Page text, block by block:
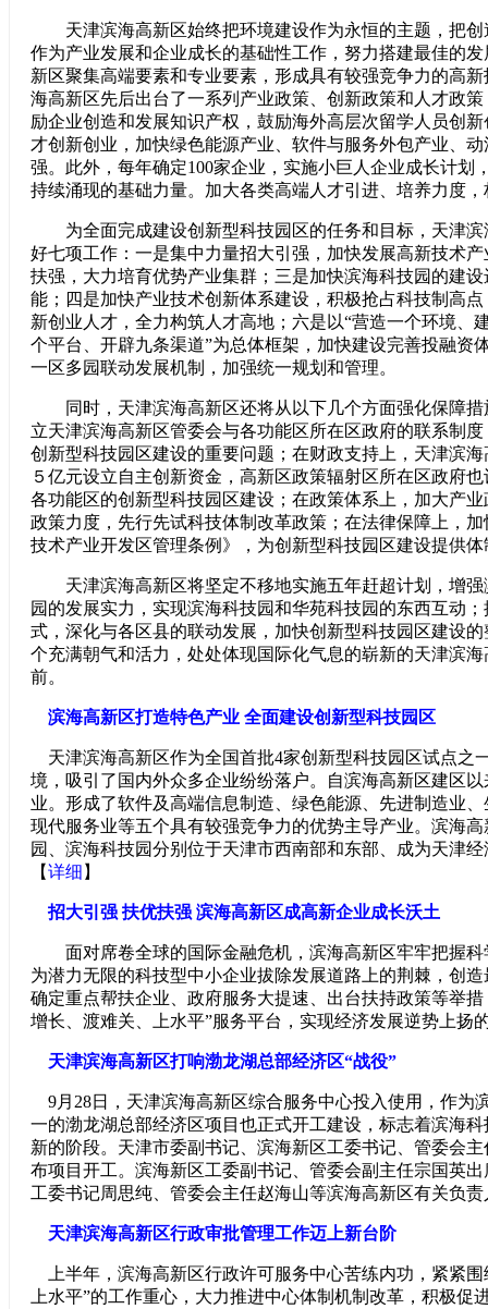
天津滨海高新区始终把环境建设作为永恒的主题，把创
作为产业发展和企业成长的基础性工作，努力搭建最佳的
新区聚集高端要素和专业要素，形成具有较强竞争力的高
海高新区先后出台了一系列产业政策、创新政策和人才政
励企业创造和发展知识产权，鼓励海外高层次留学人员创
才创新创业，加快绿色能源产业、软件与服务外包产业、
强。此外，每年确定100家企业，实施小巨人企业成长计划
持续涌现的基础力量。加大各类高端人才引进、培养力度
为全面完成建设创新型科技园区的任务和目标，天津滨
好七项工作：一是集中力量招大引强，加快发展高新技术
扶强，大力培育优势产业集群；三是加快滨海科技园的建
能；四是加快产业技术创新体系建设，积极抢占科技制高
新创业人才，全力构筑人才高地；六是以“营造一个环境、
个平台、开辟九条渠道”为总体框架，加快建设完善投融资
一区多园联动发展机制，加强统一规划和管理。
同时，天津滨海高新区还将从以下几个方面强化保障措
立天津滨海高新区管委会与各功能区所在区政府的联系制
创新型科技园区建设的重要问题；在财政支持上，天津滨
５亿元设立自主创新资金，高新区政策辐射区所在区政府
各功能区的创新型科技园区建设；在政策体系上，加大产
政策力度，先行先试科技体制改革政策；在法律保障上，
技术产业开发区管理条例》，为创新型科技园区建设提供
天津滨海高新区将坚定不移地实施五年赶超计划，增强
园的发展实力，实现滨海科技园和华苑科技园的东西互动
式，深化与各区县的联动发展，加快创新型科技园区建设
个充满朝气和活力，处处体现国际化气息的崭新的天津滨
前。
滨海高新区打造特色产业 全面建设创新型科技园区
天津滨海高新区作为全国首批4家创新型科技园区试点之
境，吸引了国内外众多企业纷纷落户。自滨海高新区建区
业。形成了软件及高端信息制造、绿色能源、先进制造业
现代服务业等五个具有较强竞争力的优势主导产业。滨海
园、滨海科技园分别位于天津市西南部和东部、成为天津
【详细 】
招大引强 扶优扶强 滨海高新区成高新企业成长沃土
面对席卷全球的国际金融危机，滨海高新区牢牢把握科
为潜力无限的科技型中小企业拔除发展道路上的荆棘，创
确定重点帮扶企业、政府服务大提速、出台扶持政策等举
增长、渡难关、上水平”服务平台，实现经济发展逆势上扬
天津滨海高新区打响渤龙湖总部经济区“战役”
9月28日，天津滨海高新区综合服务中心投入使用，作为
一的渤龙湖总部经济区项目也正式开工建设，标志着滨海
新的阶段。天津市委副书记、滨海新区工委书记、管委会
布项目开工。滨海新区工委副书记、管委会副主任宗国英
工委书记周思纯、管委会主任赵海山等滨海高新区有关负
天津滨海高新区行政审批管理工作迈上新台阶
上半年，滨海高新区行政许可服务中心苦练内功，紧紧围
上水平”的工作重心，大力推进中心体制机制改革，积极促